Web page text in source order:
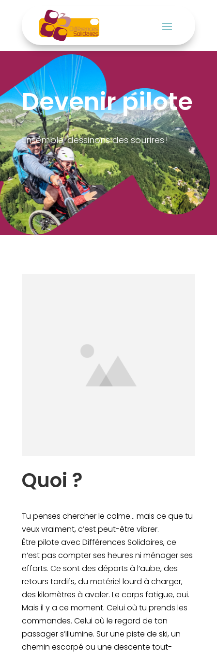
Devenir pilote
Ensemble, dessinons des sourires !
Quoi ?
Tu penses chercher le calme… mais ce que tu
veux vraiment, c’est peut-être vibrer.
Être pilote avec Différences Solidaires, ce
n’est pas compter ses heures ni ménager ses
efforts. Ce sont des départs à l’aube, des
retours tardifs, du matériel lourd à charger,
des kilomètres à avaler. Le corps fatigue, oui.
Mais il y a ce moment. Celui où tu prends les
commandes. Celui où le regard de ton
passager s’illumine. Sur une piste de ski, un
chemin escarpé ou une descente tout-